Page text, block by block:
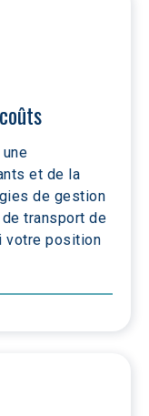
et de la
de gestion
transport de
votre position